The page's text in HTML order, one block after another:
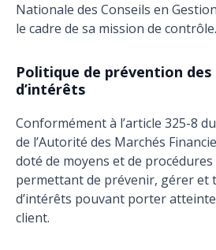
Nationale des Conseils en
le cadre de sa mission de contrôle.
Politique de prévention
d’intérêts
Conformément à l’article 325-8
de l’Autorité des Marchés
doté de moyens et de
permettant de prévenir, gérer et
d’intérêts pouvant porter
client.